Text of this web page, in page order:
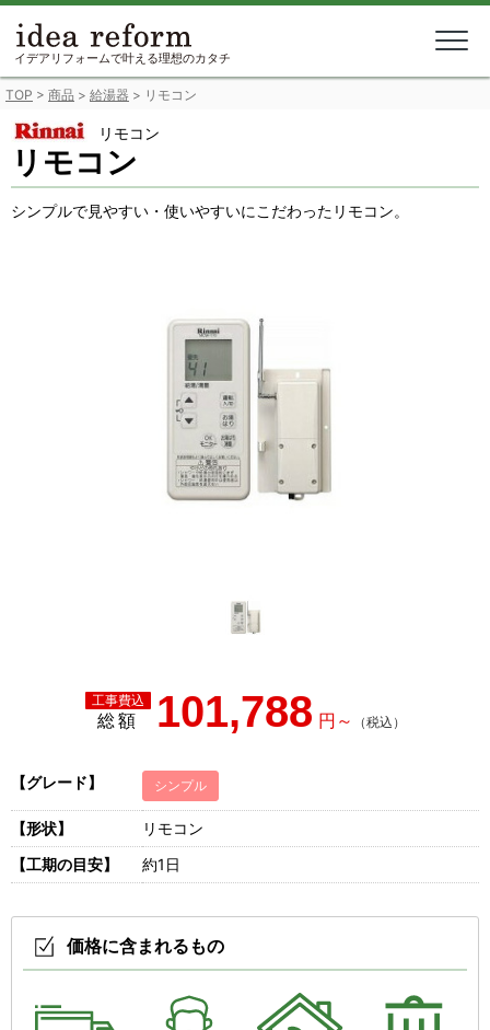
Skip
content
イデアリフォームで叶える理想のカタチ
TOP > 商品 > 給湯器 > リモコン
リモコン
リモコン
シンプルで見やすい・使いやすいにこだわったリモコン。
総額 101,788
【グレード】 シンプル
【形状】
リモコン
【工期の目安】
約1日
価格に含まれるもの